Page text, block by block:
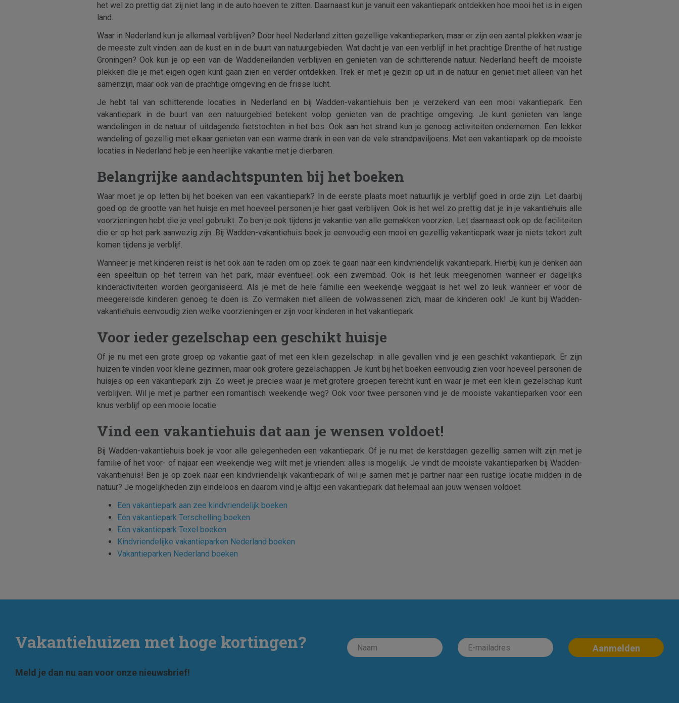
het wel zo prettig dat zij niet lang in de auto hoeven te zitten. Daarnaast kun je vanuit een vakantiepark ontdekken hoe mooi het is in eigen
land.
Waar in Nederland kun je allemaal verblijven? Door heel Nederland zitten gezellige vakantieparken, maar er zijn een aantal plekken waar je
de meeste zult vinden: aan de kust en in de buurt van natuurgebieden. Wat dacht je van een verblijf in het prachtige Drenthe of het rustige
Groningen? Ook kun je op een van de Waddeneilanden verblijven en genieten van de schitterende natuur. Nederland heeft de mooiste
plekken die je met eigen ogen kunt gaan zien en verder ontdekken. Trek er met je gezin op uit in de natuur en geniet niet alleen van het
samenzijn, maar ook van de prachtige omgeving en de frisse lucht.
Je hebt tal van schitterende locaties in Nederland en bij Wadden-vakantiehuis ben je verzekerd van een mooi vakantiepark. Een
vakantiepark in de buurt van een natuurgebied betekent volop genieten van de prachtige omgeving. Je kunt genieten van lange
wandelingen in de natuur of uitdagende fietstochten in het bos. Ook aan het strand kun je genoeg activiteiten ondernemen. Een lekker
wandeling of gezellig met elkaar genieten van een warme drank in een van de vele strandpaviljoens. Met een vakantiepark op de mooiste
locaties in Nederland heb je een heerlijke vakantie met je dierbaren.
Belangrijke aandachtspunten bij het boeken
Waar moet je op letten bij het boeken van een vakantiepark? In de eerste plaats moet natuurlijk je verblijf goed in orde zijn. Let daarbij
goed op de grootte van het huisje en met hoeveel personen je hier gaat verblijven. Ook is het wel zo prettig dat je in je vakantiehuis alle
voorzieningen hebt die je veel gebruikt. Zo ben je ook tijdens je vakantie van alle gemakken voorzien. Let daarnaast ook op de faciliteiten
die er op het park aanwezig zijn. Bij Wadden-vakantiehuis boek je eenvoudig een mooi en gezellig vakantiepark waar je niets tekort zult
komen tijdens je verblijf.
Wanneer je met kinderen reist is het ook aan te raden om op zoek te gaan naar een kindvriendelijk vakantiepark. Hierbij kun je denken aan
een speeltuin op het terrein van het park, maar eventueel ook een zwembad. Ook is het leuk meegenomen wanneer er dagelijks
kinderactiviteiten worden georganiseerd. Als je met de hele familie een weekendje weggaat is het wel zo leuk wanneer er voor de
meegereisde kinderen genoeg te doen is. Zo vermaken niet alleen de volwassenen zich, maar de kinderen ook! Je kunt bij Wadden-
vakantiehuis eenvoudig zien welke voorzieningen er zijn voor kinderen in het vakantiepark.
Voor ieder gezelschap een geschikt huisje
Of je nu met een grote groep op vakantie gaat of met een klein gezelschap: in alle gevallen vind je een geschikt vakantiepark. Er zijn
huizen te vinden voor kleine gezinnen, maar ook grotere gezelschappen. Je kunt bij het boeken eenvoudig zien voor hoeveel personen de
huisjes op een vakantiepark zijn. Zo weet je precies waar je met grotere groepen terecht kunt en waar je met een klein gezelschap kunt
verblijven. Wil je met je partner een romantisch weekendje weg? Ook voor twee personen vind je de mooiste vakantieparken voor een
knus verblijf op een mooie locatie.
Vind een vakantiehuis dat aan je wensen voldoet!
Bij Wadden-vakantiehuis boek je voor alle gelegenheden een vakantiepark. Of je nu met de kerstdagen gezellig samen wilt zijn met je
familie of het voor- of najaar een weekendje weg wilt met je vrienden: alles is mogelijk. Je vindt de mooiste vakantieparken bij Wadden-
vakantiehuis! Ben je op zoek naar een kindvriendelijk vakantiepark of wil je samen met je partner naar een rustige locatie midden in de
natuur? Je mogelijkheden zijn eindeloos en daarom vind je altijd een vakantiepark dat helemaal aan jouw wensen voldoet.
Een vakantiepark aan zee kindvriendelijk boeken
Een vakantiepark Terschelling boeken
Een vakantiepark Texel boeken
Kindvriendelijke vakantieparken Nederland boeken
Vakantieparken Nederland boeken
Vakantiehuizen met hoge kortingen?
Meld je dan nu aan voor onze nieuwsbrief!